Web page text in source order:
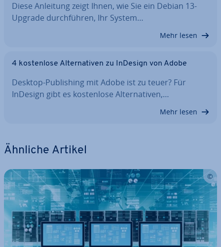
Diese Anleitung zeigt Ihnen, wie Sie ein Debian 13-
Upgrade durch­füh­ren, Ihr System…
Mehr lesen
4 kos­ten­lo­se Al­ter­na­ti­ven zu InDesign von Adobe
Desktop-Pu­bli­shing mit Adobe ist zu teuer? Für
InDesign gibt es kos­ten­lo­se Al­ter­na­ti­ven,…
Mehr lesen
Ähnliche Artikel